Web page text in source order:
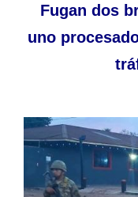
Fugan dos
uno